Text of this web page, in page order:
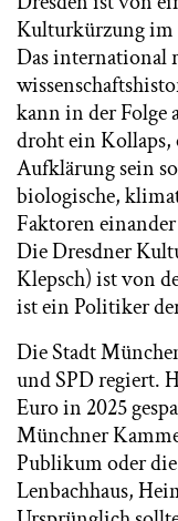
Kulturkürzung im
Das international
kann in der Folge
droht ein Kollaps,
Aufklärung sein
biologische,
Faktoren
Die Dresdner
Klepsch) ist von
ist ein Politiker
Die Stadt
und SPD regiert.
Euro in 2025
Münchner
Publikum oder
Lenbachhaus,